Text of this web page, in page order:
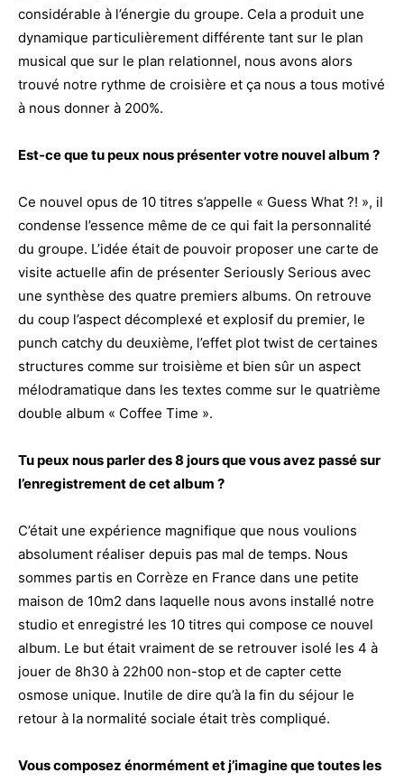
considérable à l’énergie du groupe. Cela a produit une
dynamique particulièrement différente tant sur le plan
musical que sur le plan relationnel, nous avons alors
trouvé notre rythme de croisière et ça nous a tous motivé
à nous donner à 200%.
Est-ce que tu peux nous présenter votre nouvel album ?
Ce nouvel opus de 10 titres s’appelle « Guess What ?! », il
condense l’essence même de ce qui fait la personnalité
du groupe. L’idée était de pouvoir proposer une carte de
visite actuelle afin de présenter Seriously Serious avec
une synthèse des quatre premiers albums. On retrouve
du coup l’aspect décomplexé et explosif du premier, le
punch catchy du deuxième, l’effet plot twist de certaines
structures comme sur troisième et bien sûr un aspect
mélodramatique dans les textes comme sur le quatrième
double album « Coffee Time ».
Tu peux nous parler des 8 jours que vous avez passé sur
l’enregistrement de cet album ?
C’était une expérience magnifique que nous voulions
absolument réaliser depuis pas mal de temps. Nous
sommes partis en Corrèze en France dans une petite
maison de 10m2 dans laquelle nous avons installé notre
studio et enregistré les 10 titres qui compose ce nouvel
album. Le but était vraiment de se retrouver isolé les 4 à
jouer de 8h30 à 22h00 non-stop et de capter cette
osmose unique. Inutile de dire qu’à la fin du séjour le
retour à la normalité sociale était très compliqué.
Vous composez énormément et j’imagine que toutes les